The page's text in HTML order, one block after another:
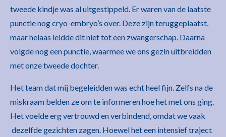
tweede kindje was al uitgestippeld. Er waren van de laatste
punctie nog cryo-embryo’s over. Deze zijn teruggeplaatst,
maar helaas leidde dit niet tot een zwangerschap. Daarna
volgde nog een punctie, waarmee we ons gezin uitbreidden
met onze tweede dochter.
Het team dat mij begeleidden was echt heel fijn. Zelfs na de
miskraam belden ze om te informeren hoe het met ons ging.
Het voelde erg vertrouwd en verbindend, omdat we vaak
dezelfde gezichten zagen. Hoewel het een intensief traject